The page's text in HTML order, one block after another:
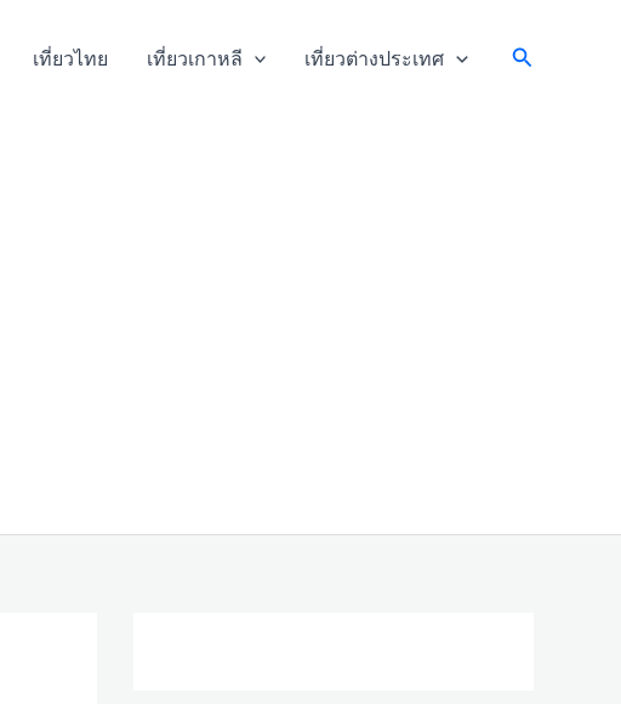
เที่ยวไทย เที่ยวเกาหลี เที่ยวต่างประเทศ Search